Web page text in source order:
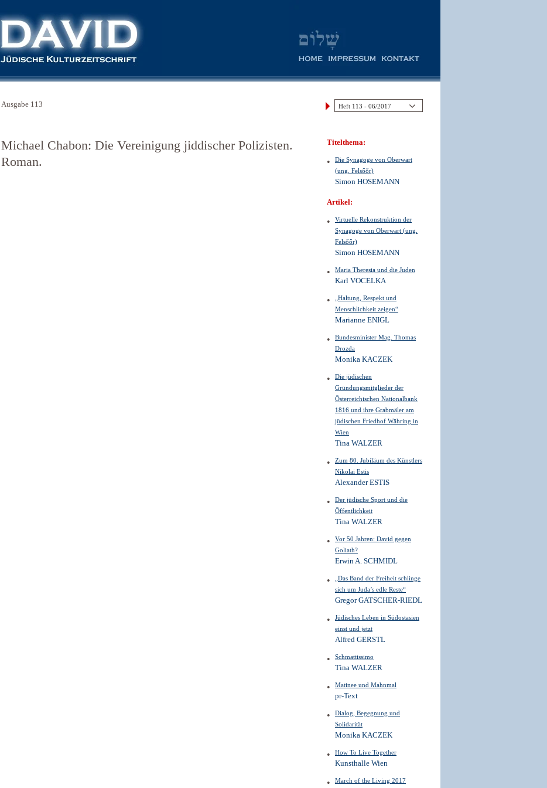
Ausgabe 113
Michael Chabon: Die Vereinigung jiddischer Polizisten.
Roman.
Titelthema:
Die Synagoge von Oberwart
(ung. Felsőőr)
Simon HOSEMANN
Artikel:
Virtuelle Rekonstruktion der
Synagoge von Oberwart (ung.
Felsőőr)
Simon HOSEMANN
Maria Theresia und die Juden
Karl VOCELKA
„Haltung, Respekt und
Menschlichkeit zeigen“
Marianne ENIGL
Bundesminister Mag. Thomas
Drozda
Monika KACZEK
Die jüdischen
Gründungsmitglieder der
Österreichischen Nationalbank
1816 und ihre Grabmäler am
jüdischen Friedhof Währing in
Wien
Tina WALZER
Zum 80. Jubiläum des Künstlers
Nikolai Estis
Alexander ESTIS
Der jüdische Sport und die
Öffentlichkeit
Tina WALZER
Vor 50 Jahren: David gegen
Goliath?
Erwin A. SCHMIDL
„Das Band der Freiheit schlinge
sich um Juda’s edle Reste“
Gregor GATSCHER-RIEDL
Jüdisches Leben in Südostasien
einst und jetzt
Alfred GERSTL
Schmattissimo
Tina WALZER
Matinee und Mahnmal
pr-Text
Dialog, Begegnung und
Solidarität
Monika KACZEK
How To Live Together
Kunsthalle Wien
March of the Living 2017